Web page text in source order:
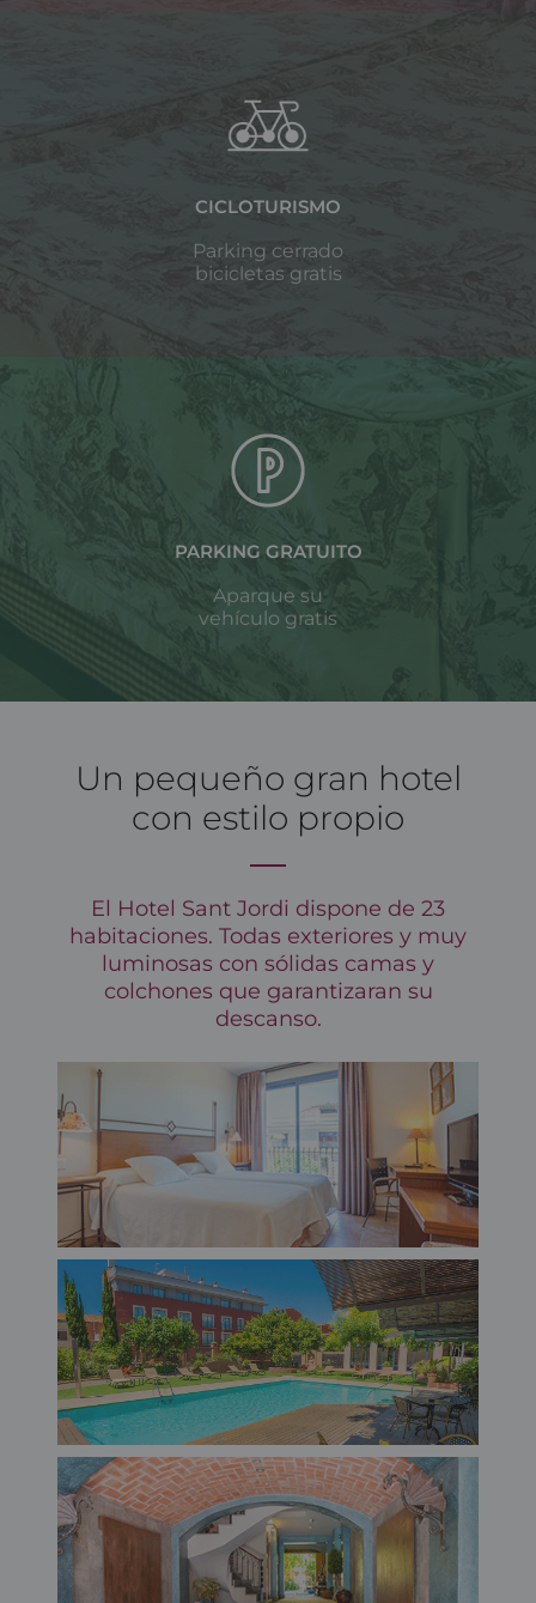
CICLOTURISMO
Parking cerrado
bicicletas gratis
PARKING GRATUITO
Aparque su
vehículo gratis
Un pequeño gran hotel
con estilo propio
El Hotel Sant Jordi dispone de 23
habitaciones. Todas exteriores y muy
luminosas con sólidas camas y
colchones que garantizaran su
descanso.